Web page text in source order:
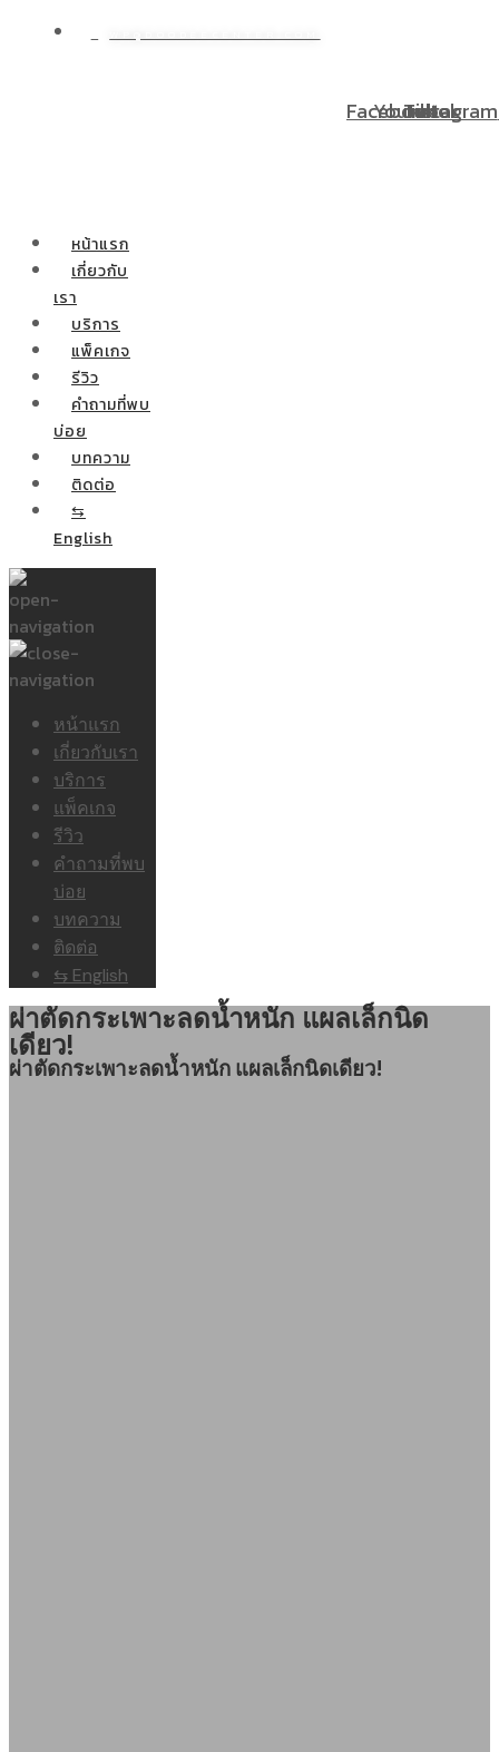
Facebook
Youtube
Tiktok
Instagram
หน้าแรก
เกี่ยวกับ
เรา
บริการ
แพ็คเกจ
รีวิว
คำถามที่พบ
บ่อย
บทความ
ติดต่อ
⇆
English
หน้าแรก
เกี่ยวกับเรา
บริการ
แพ็คเกจ
รีวิว
คำถามที่พบ
บ่อย
บทความ
ติดต่อ
⇆ English
ผ่าตัดกระเพาะลดน้ำหนัก แผลเล็กนิด
เดียว!
ผ่าตัดกระเพาะลดน้ำหนัก แผลเล็กนิดเดียว!